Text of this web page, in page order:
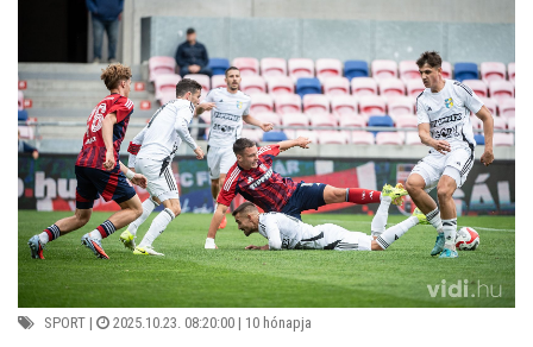
SPORT | 2025.10.23. 08:20:00 | 10 hónapja